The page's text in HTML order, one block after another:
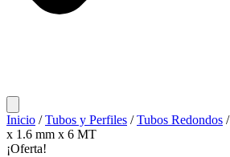
Inicio /Tubos y Perfiles /Tubos Redondos
x 1.6 mm x 6 MT
¡Oferta!